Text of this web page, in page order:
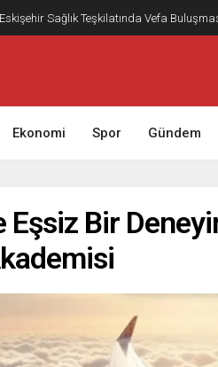
Eskişehir Sağlık Teşkilatında Vefa
Ekonomi Spor Gündem
Eşsiz Bir